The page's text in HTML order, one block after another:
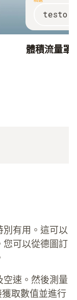
testo
體積流量罩
有用。這可以
您可以從德圖訂
速。然後測量
取數值並進行